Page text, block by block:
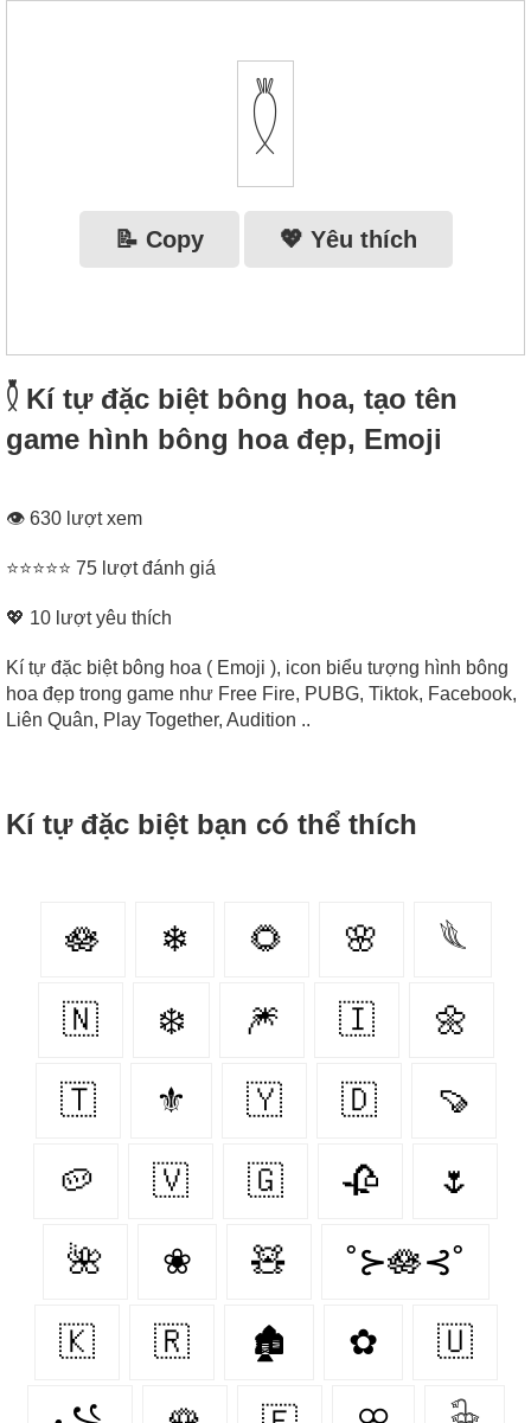
𓇟
📝 Copy 💖 Yêu thích
𓇟 Kí tự đặc biệt bông hoa, tạo tên
game hình bông hoa đẹp, Emoji
👁 630 lượt xem
⭐⭐⭐⭐⭐ 75 lượt đánh giá
💖 10 lượt yêu thích
Kí tự đặc biệt bông hoa ( Emoji ), icon biểu tượng hình bông
hoa đẹp trong game như Free Fire, PUBG, Tiktok, Facebook,
Liên Quân, Play Together, Audition ..
Kí tự đặc biệt bạn có thể thích
🪷 ❄ 🌻 🌸 𓆰
🇳‌ ❄️ 🎆 🇮‌ 🌼
🇹‌ ⚜ 🇾‌ 🇩‌ 🍠
🥔 🇻‌ 🇬‌ 🥀 🌷
🌺 ❀ 🧸 ˚⊱🪷⊰˚
🇰‌ 🇷‌ 🏚 ✿ 🇺‌